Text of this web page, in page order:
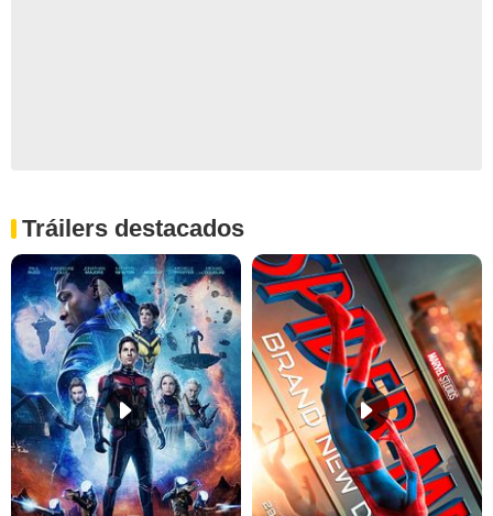
Tráilers destacados